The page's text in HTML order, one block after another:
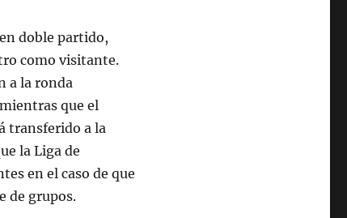
doble partido,
como visitante.
a la ronda
mientras que el
transferido a la
la Liga de
en el caso de que
de grupos.